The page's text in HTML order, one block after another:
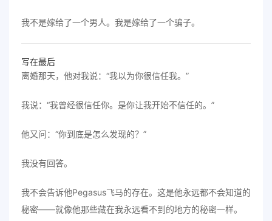
我不是嫁给了一个男人。我是嫁给了一个骗子。
写在最后
离婚那天，他对我说：“我以为你很信任我。”
我说：“我曾经很信任你。是你让我开始不信任的。”
他又问：“你到底是怎么发现的？”
我没有回答。
我不会告诉他Pegasus飞马的存在。这是他永远都不会知道的
秘密——就像他那些藏在我永远看不到的地方的秘密一样。